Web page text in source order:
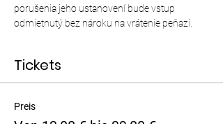
porušenia jeho ustanovení bude vstup
odmietnutý bez nároku na vrátenie peňazí.
Tickets
Preis
Von 13,00 € bis 39,00 €